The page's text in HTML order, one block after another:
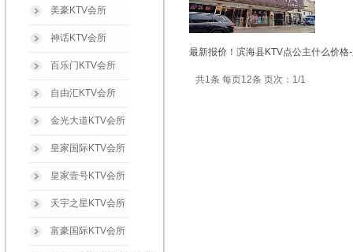
美豪KTV会所
神话KTV会所
百乐门KTV会所
自由汇KTV会所
金光大道KTV会所
皇家国际KTV会所
皇家壹号KTV会所
天宇之星KTV会所
富豪国际KTV会所
最新报价！滨海县KTV点公主什么价
共1条 每页12条 页次：1/1